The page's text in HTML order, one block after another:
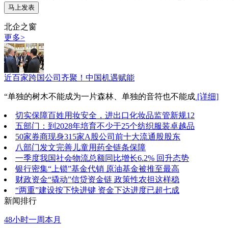
北企之窗
更多>
近百家跨国公司齐聚！中国机遇赋能
“单独的树木不能成为一片森林、单独的音符也不能成 [详细]
切实保障百姓用妆安全，进出口化妆品监管新规12
五部门：到2028年培育不少于25个纺织服装卓越品
50家券商现身315家A股公司前十大流通股股东
八部门发文完善儿童用药全链条保障
一季度我国社会物流总额同比增长6.2% 回升态势
银行密集“上锁”基金代销 原油基金被推至最高
财政资金“撬动”信贷资金链 政策性农担这样稳
“两重”建设按下快进键 资金下达进度已超七成
新闻排行
48小时一周本月